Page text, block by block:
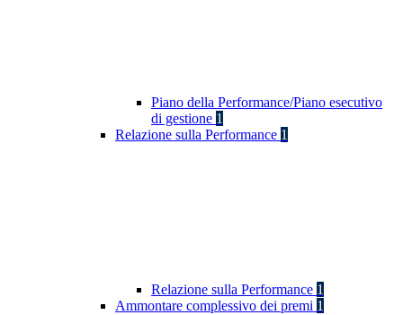
Piano della Performance/Piano esecutivo
di gestione 1
Relazione sulla Performance 1
Relazione sulla Performance 1
Ammontare complessivo dei premi 1